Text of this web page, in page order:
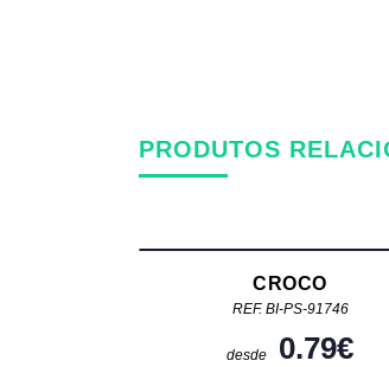
PRODUTOS
CROCO
REF. BI-PS-91746
desde 0.79€